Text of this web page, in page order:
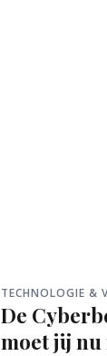
TECHNOLOGIE &
De
moet jij